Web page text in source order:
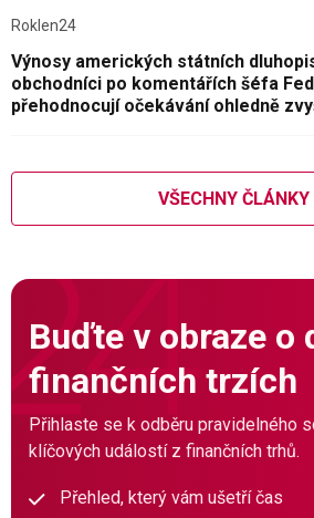
Roklen24
Výnosy amerických státních
obchodníci po komentářích šéfa
přehodnocují očekávání ohledně
VŠECHNY ČLÁNKY
Buďte v obraze o
finančních trzích
Přihlaste se k odběru pravidelného
klíčových událostí z finančních trhů.
Přehled, který vám ušetří čas